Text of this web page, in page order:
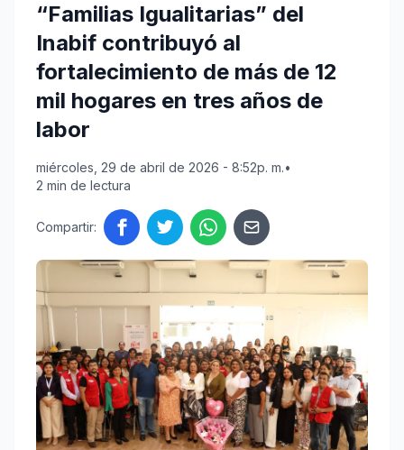
“Familias Igualitarias” del
Inabif contribuyó al
fortalecimiento de más de 12
mil hogares en tres años de
labor
miércoles, 29 de abril de 2026 - 8:52p. m.•
2 min de lectura
Compartir: